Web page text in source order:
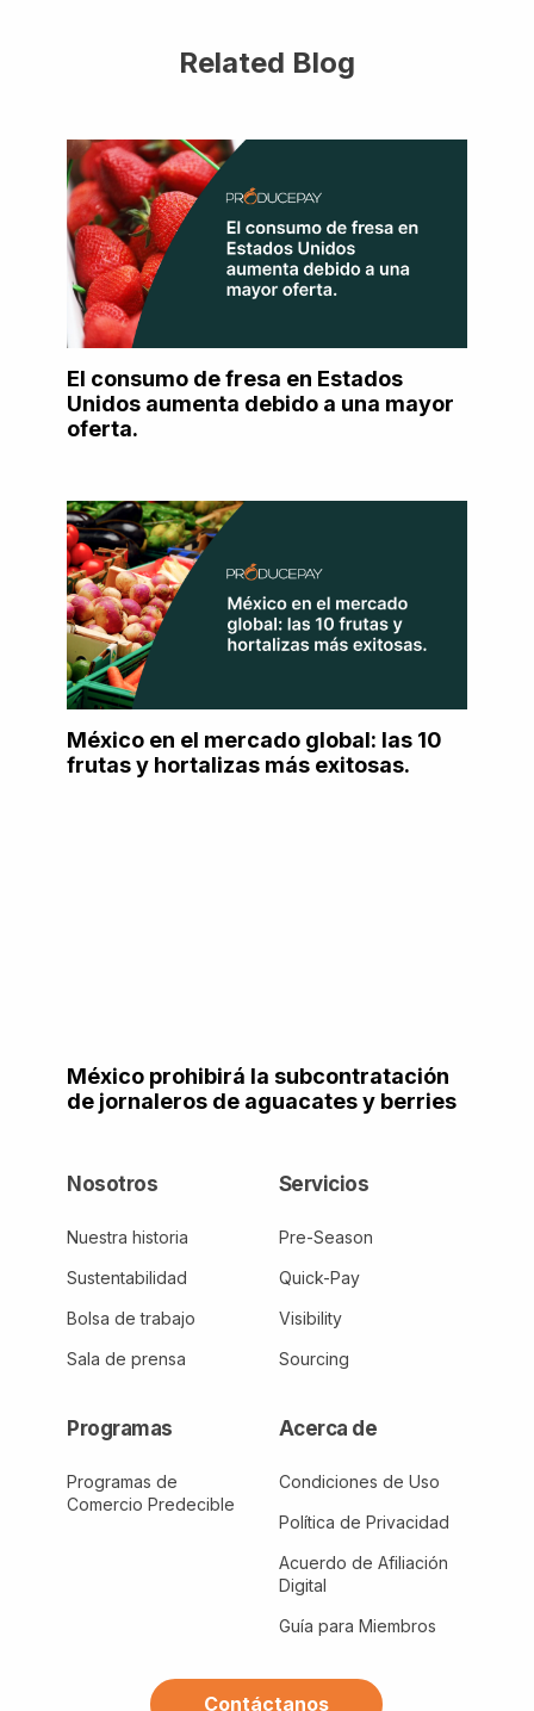
Related Blog
El consumo de fresa en Estados
Unidos aumenta debido a una mayor
oferta.
México en el mercado global: las 10
frutas y hortalizas más exitosas.
México prohibirá la subcontratación
de jornaleros de aguacates y berries
Nosotros
Nuestra historia
Sustentabilidad
Bolsa de trabajo
Sala de prensa
Servicios
Pre-Season
Quick-Pay
Visibility
Sourcing
Programas
Programas de
Comercio Predecible
Acerca de
Condiciones de Uso
Política de Privacidad
Acuerdo de Afiliación
Digital
Guía para Miembros
Contáctanos